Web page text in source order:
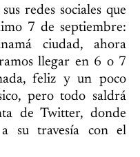
redes sociales que
7 de septiembre:
ciudad, ahora
llegar en 6 o 7
feliz y un poco
pero todo saldrá
de Twitter, donde
su travesía con el